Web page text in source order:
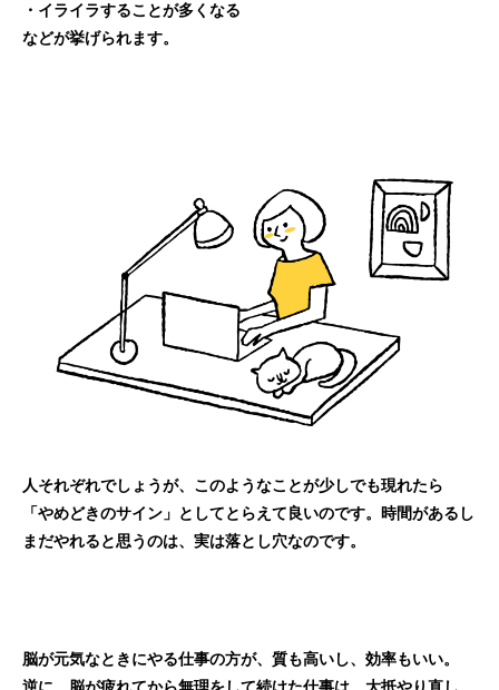
・イライラすることが多くなる
などが挙げられます。
人それぞれでしょうが、このようなことが少しでも現れたら
「やめどきのサイン」としてとらえて良いのです。時間があるし
まだやれると思うのは、実は落とし穴なのです。
脳が元気なときにやる仕事の方が、質も高いし、効率もいい。